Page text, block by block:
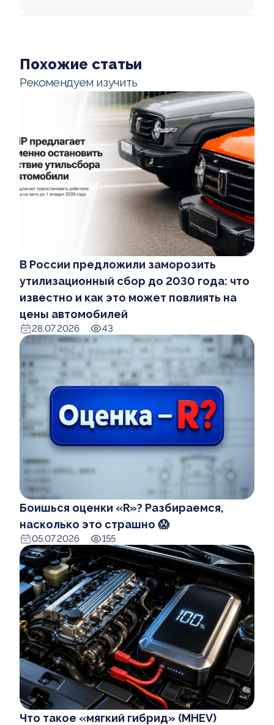
Похожие статьи
Рекомендуем изучить
В России предложили заморозить
утилизационный сбор до 2030 года: что
известно и как это может повлиять на
цены автомобилей
28.07.2026 43
Боишься оценки «R»? Разбираемся,
насколько это страшно 😱
05.07.2026 155
Что такое «мягкий гибрид» (MHEV)